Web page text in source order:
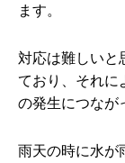
ます。
対応は難しいと
ており、それに
の発生につなが
雨天の時に水が